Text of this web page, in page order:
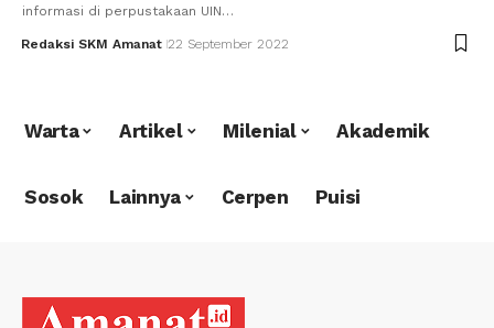
informasi di perpustakaan UIN…
Redaksi SKM Amanat 22 September 2022
Warta Artikel Milenial Akademik
Sosok Lainnya Cerpen Puisi